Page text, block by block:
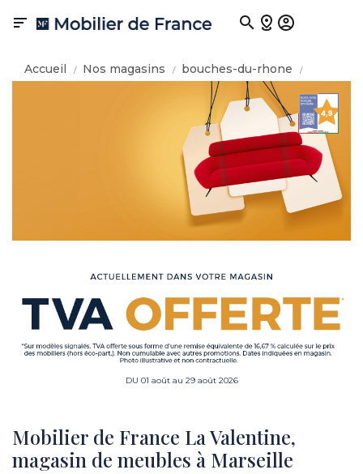

Accueil Nos magasins
bouches-du-rhone
DU 01 août au 29 août 2026
Mobilier de France La Valentine,
magasin de meubles à Marseille